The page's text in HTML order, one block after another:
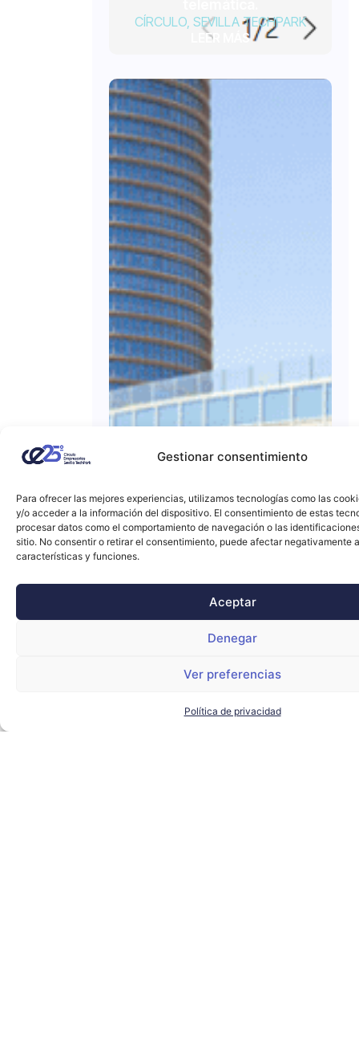
Gestionar consentimiento
Para ofrecer las mejores experiencias, utilizamos tecnologías como las
y/o acceder a la información del dispositivo. El consentimiento de estas
procesar datos como el comportamiento de navegación o las
sitio. No consentir o retirar el consentimiento, puede afectar negativamente
características y funciones.
Aceptar
Denegar
Ver preferencias
Política de privacidad
CÍRCULO, SEVILLA TECHPARK
LEER MÁS